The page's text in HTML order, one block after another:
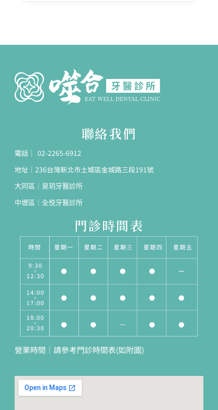
聯絡我們
電話｜ 02-2265-6912
地址｜236台灣新北市土城區金城路三段191號
大同區｜泉玥牙醫診所
中壢區｜全悦牙醫診所
門診時間表
營業時間｜請參考門診時間表(如附圖)